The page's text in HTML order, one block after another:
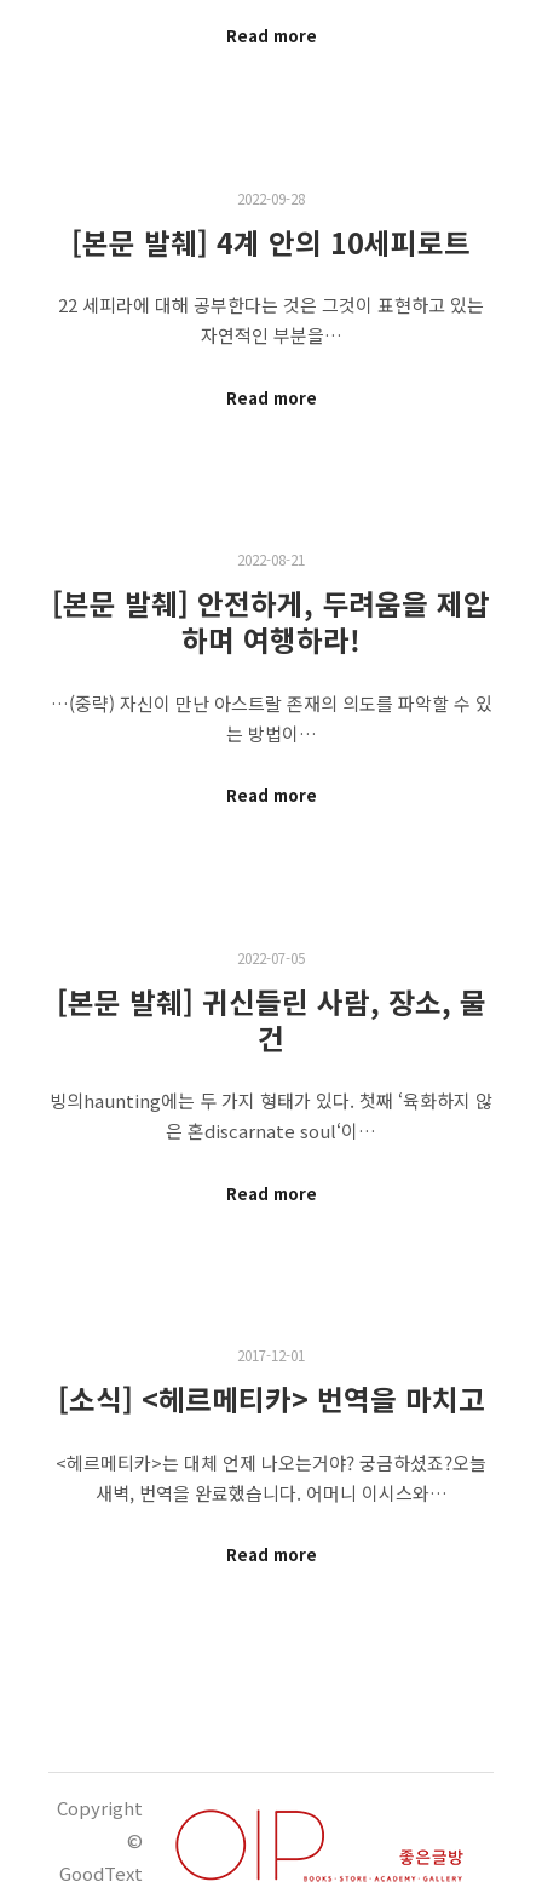
Read more
2022-09-28
[본문 발췌] 4계 안의 10세피로트
22 세피라에 대해 공부한다는 것은 그것이 표현하고 있는
자연적인 부분을…
Read more
2022-08-21
[본문 발췌] 안전하게, 두려움을 제압
하며 여행하라!
…(중략) 자신이 만난 아스트랄 존재의 의도를 파악할 수 있
는 방법이…
Read more
2022-07-05
[본문 발췌] 귀신들린 사람, 장소, 물
건
빙의haunting에는 두 가지 형태가 있다. 첫째 ‘육화하지 않
은 혼discarnate soul‘이…
Read more
2017-12-01
[소식] <헤르메티카> 번역을 마치고
<헤르메티카>는 대체 언제 나오는거야? 궁금하셨죠?오늘
새벽, 번역을 완료했습니다. 어머니 이시스와…
Read more
Copyright
©
GoodText